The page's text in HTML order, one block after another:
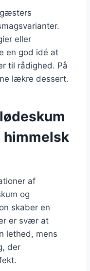
eller
en god idé at
til rådighed. På
lækre dessert.
himmelsk
af
og
skaber en
er svær at
lethed, mens
der